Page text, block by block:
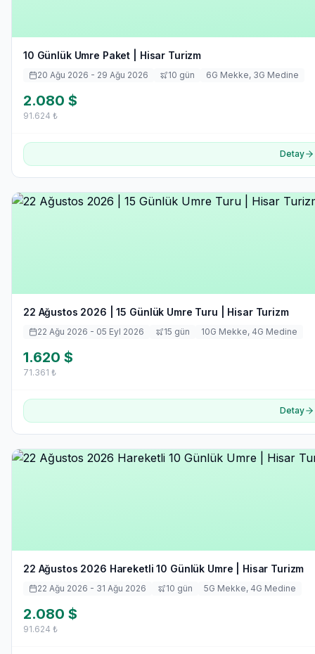
10 Günlük Umre Paket | Hisar Turizm
20 Ağu 2026 - 29 Ağu 2026 10 gün 6G Mekke, 3G Medine
2.080 $
91.624 ₺
Detay
22 Ağustos 2026 | 15 Günlük Umre Turu | Hisar Turizm
22 Ağu 2026 - 05 Eyl 2026 15 gün 10G Mekke, 4G Medine
1.620 $
71.361 ₺
Detay
22 Ağustos 2026 Hareketli 10 Günlük Umre | Hisar Turizm
22 Ağu 2026 - 31 Ağu 2026 10 gün 5G Mekke, 4G Medine
2.080 $
91.624 ₺